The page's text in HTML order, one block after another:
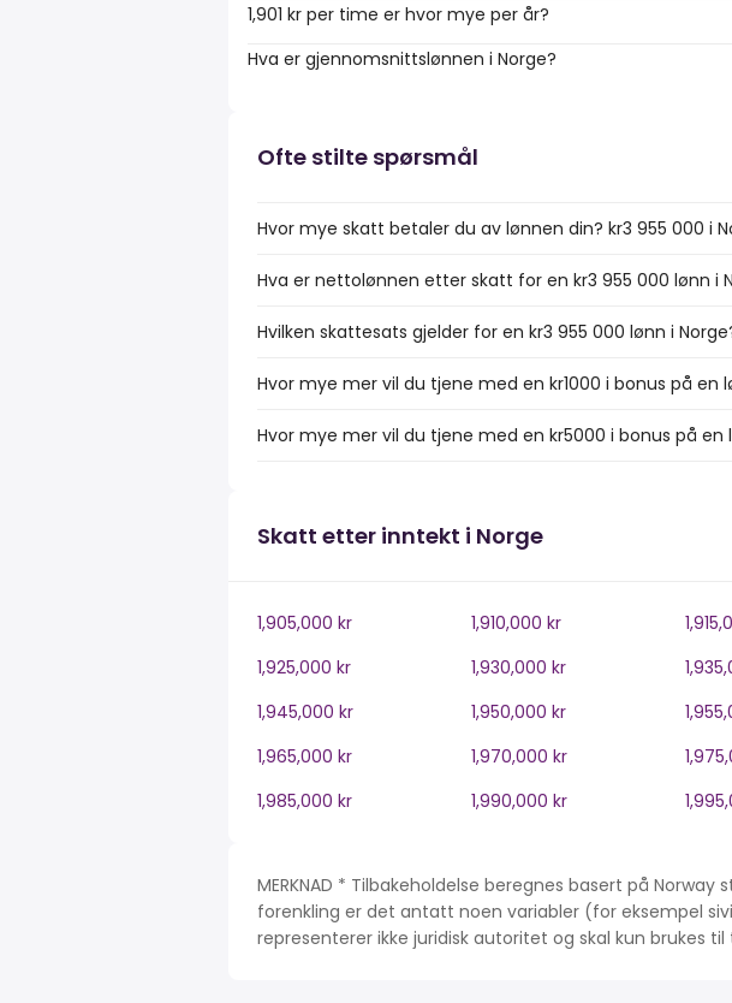
1,901 kr per time er hvor mye per år?
Hva er gjennomsnittslønnen i Norge?
Ofte stilte spørsmål
Hvor mye skatt betaler du av lønnen din? kr3 955 000 i
Hva er nettolønnen etter skatt for en kr3 955 000 lønn i
Hvilken skattesats gjelder for en kr3 955 000 lønn i
Hvor mye mer vil du tjene med en kr1000 i bonus på en
Hvor mye mer vil du tjene med en kr5000 i bonus på en
Skatt etter inntekt i Norge
1,905,000 kr 1,910,000 kr
1,925,000 kr
1,930,000 kr
1,945,000 kr
1,950,000 kr
1,965,000 kr
1,970,000 kr
1,985,000 kr
1,990,000 kr
MERKNAD * Tilbakeholdelse beregnes basert på
forenkling er det antatt noen variabler (for eksempel
representerer ikke juridisk autoritet og skal kun brukes